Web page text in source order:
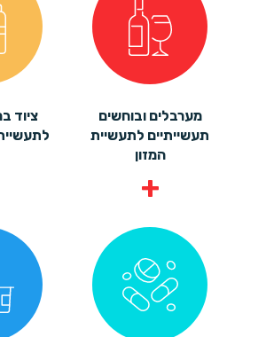
מערבלים ובוחשים
תעשייתיים לתעשיית
המזון
+
ציוד